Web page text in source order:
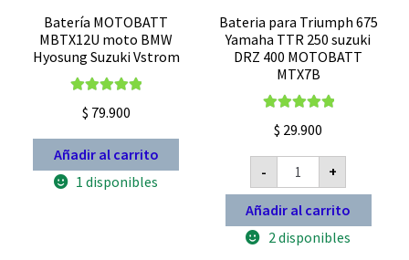
Batería MOTOBATT
MBTX12U moto BMW
Hyosung Suzuki Vstrom
5.00
$ 79.900
Añadir al carrito
1 disponibles
Bateria para Triumph 675
Yamaha TTR 250 suzuki
DRZ 400 MOTOBATT
MTX7B
5.00
$ 29.900
-
Bateria
para
Triumph
675
Yamaha
TTR
250
+
Añadir al carrito
2 disponibles